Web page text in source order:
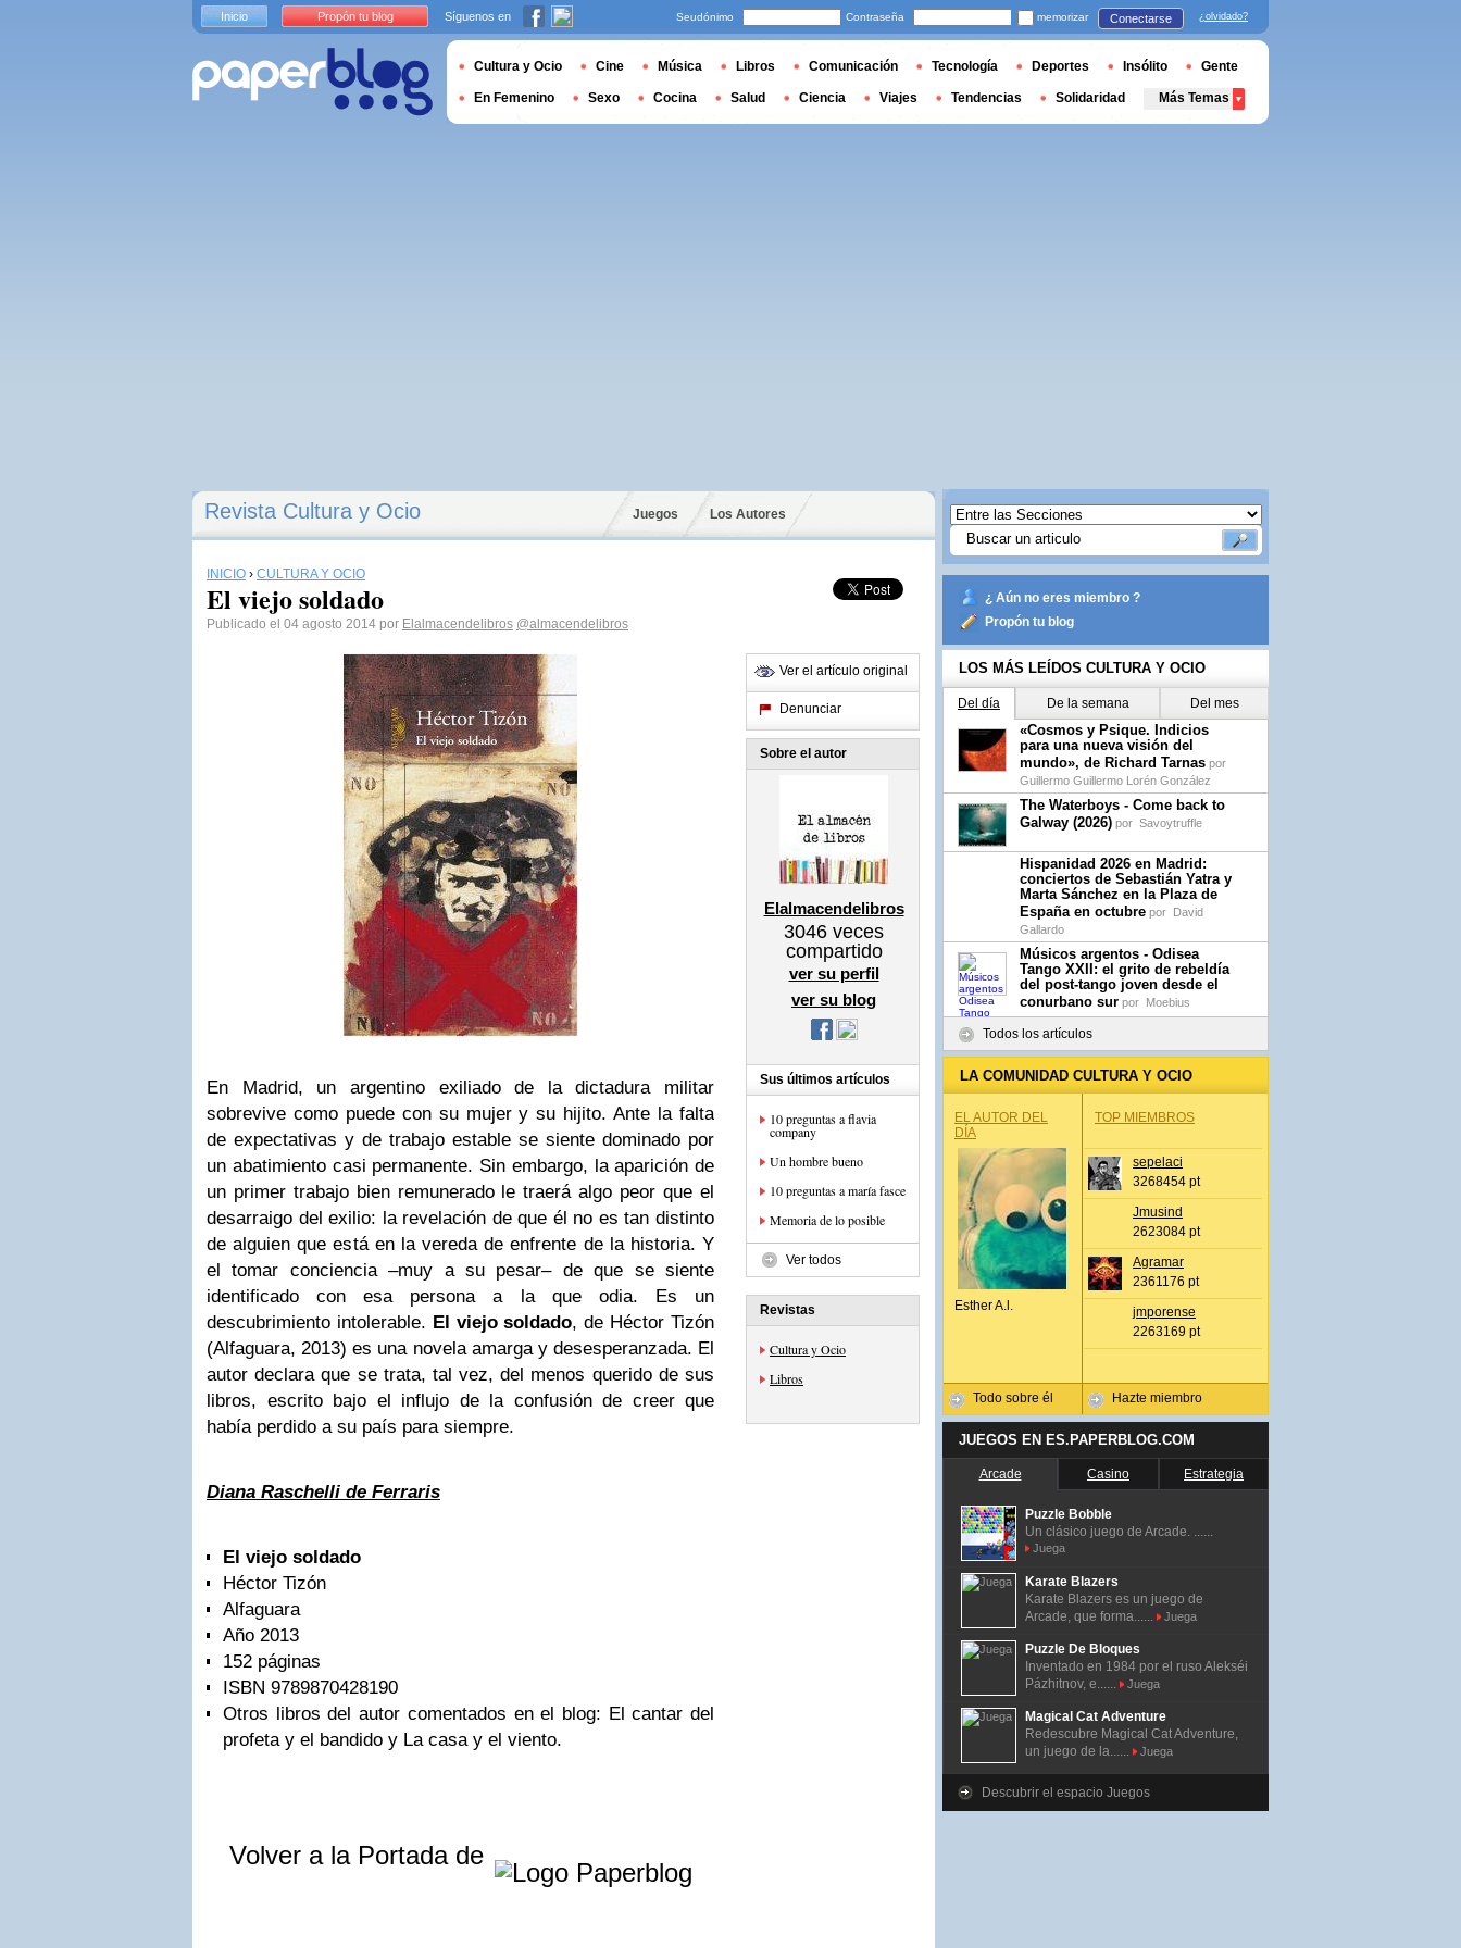
Revista Cultura y Ocio Juegos Los Autores
INICIO › CULTURA Y OCIO
El viejo soldado
Publicado el 04 agosto 2014 por Elalmacendelibros @almacendelibros
En Madrid, un argentino exiliado de la dictadura militar
sobrevive como puede con su mujer y su hijito. Ante la falta
de expectativas y de trabajo estable se siente dominado por
un abatimiento casi permanente. Sin embargo, la aparición de
un primer trabajo bien remunerado le traerá algo peor que el
desarraigo del exilio: la revelación de que él no es tan distinto
de alguien que está en la vereda de enfrente de la historia. Y
el tomar conciencia –muy a su pesar– de que se siente
identificado con esa persona a la que odia. Es un
descubrimiento intolerable. El viejo soldado, de Héctor Tizón
(Alfaguara, 2013) es una novela amarga y desesperanzada. El
autor declara que se trata, tal vez, del menos querido de sus
libros, escrito bajo el influjo de la confusión de creer que
había perdido a su país para siempre.
Diana Raschelli de Ferraris
El viejo soldado
Héctor Tizón
Alfaguara
Año 2013
152 páginas
ISBN 9789870428190
Otros libros del autor comentados en el blog: El cantar del
profeta y el bandido y La casa y el viento.
Volver a la Portada de
Ver el artículo original
Denunciar
Sobre el autor
Elalmacendelibros
3046 veces
compartido
ver su perfil
ver su blog
Sus últimos artículos
10 preguntas a flavia
company
Un hombre bueno
10 preguntas a maría fasce
Memoria de lo posible
Ver todos
Revistas
Cultura y Ocio
Libros
¿ Aún no eres miembro ?
Propón tu blog
LOS MÁS LEÍDOS CULTURA Y OCIO
Del día De la semana Del mes
«Cosmos y Psique. Indicios
para una nueva visión del
mundo», de Richard Tarnas por
Guillermo Guillermo Lorén González
The Waterboys - Come back to
Galway (2026) por Savoytruffle
Hispanidad 2026 en Madrid:
conciertos de Sebastián Yatra y
Marta Sánchez en la Plaza de
España en octubre por David
Gallardo
Músicos argentos - Odisea
Tango XXII: el grito de rebeldía
del post-tango joven desde el
conurbano sur por Moebius
Todos los artículos
LA COMUNIDAD CULTURA Y OCIO
EL AUTOR DEL
DÍA
Esther A.l.
Todo sobre él
TOP MIEMBROS
sepelaci
3268454 pt
Jmusind
2623084 pt
Agramar
2361176 pt
jmporense
2263169 pt
Hazte miembro
JUEGOS EN ES.PAPERBLOG.COM
Arcade Casino Estrategia
Puzzle Bobble
Un clásico juego de Arcade. ......
Juega
Karate Blazers
Karate Blazers es un juego de
Arcade, que forma......
Juega
Puzzle De Bloques
Inventado en 1984 por el ruso Alekséi
Pázhitnov, e......
Juega
Magical Cat Adventure
Redescubre Magical Cat Adventure,
un juego de la......
Juega
Descubrir el espacio Juegos
Inicio Propón tu blog Síguenos en Seudónimo Contraseña memorizar Conectarse ¿olvidado?
Cultura y Ocio Cine Música Libros Comunicación Tecnología Deportes Insólito Gente
En Femenino Sexo Cocina Salud Ciencia Viajes Tendencias Solidaridad Más Temas